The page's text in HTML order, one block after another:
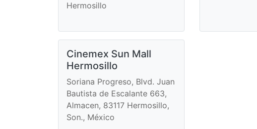
Hermosillo
Cinemex Sun Mall
Hermosillo
Soriana Progreso, Blvd. Juan
Bautista de Escalante 663,
Almacen, 83117 Hermosillo,
Son., México